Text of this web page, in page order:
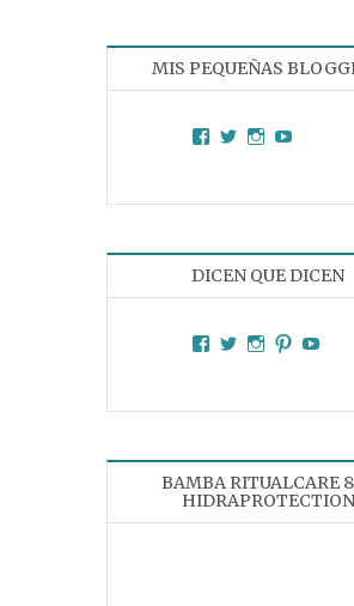
MIS PEQUEÑAS
Facebook
TwitterInstagram
DICEN QUE DICEN
Facebook
TwitterInstagram
Pinterest
BAMBA RITUALCARE
HIDRAPROTECTION